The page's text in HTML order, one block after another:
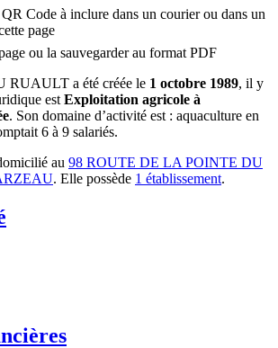
Code à inclure dans un courier ou dans un
page
ou la sauvegarder au format PDF
RUAULT a été créée le 1 octobre 1989, il y
est Exploitation agricole à
. Son domaine d’activité est : aquaculture en
6 à 9 salariés.
au 98 ROUTE DE LA POINTE DU
. Elle possède 1 établissement.